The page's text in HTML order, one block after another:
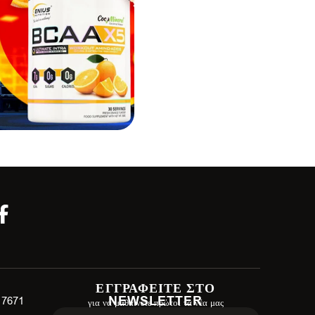
ΕΓΓΡΑΦΕΙΤΕ ΣΤΟ
NEWSLETTER
για να μαθαίνετε πρώτοι τα νέα μας